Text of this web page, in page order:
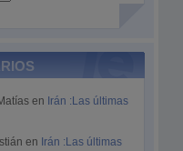
en Irán :Las últimas
en Irán :Las últimas